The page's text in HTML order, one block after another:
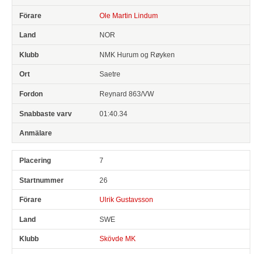
Ole Martin Lindum
NOR
NMK Hurum og Røyken
Saetre
Reynard 863/VW
01:40.34
7
26
Ulrik Gustavsson
SWE
Skövde MK